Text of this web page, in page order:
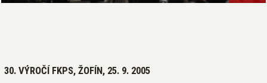
30. VÝROČÍ FKPS, ŽOFÍN, 25. 9. 2005